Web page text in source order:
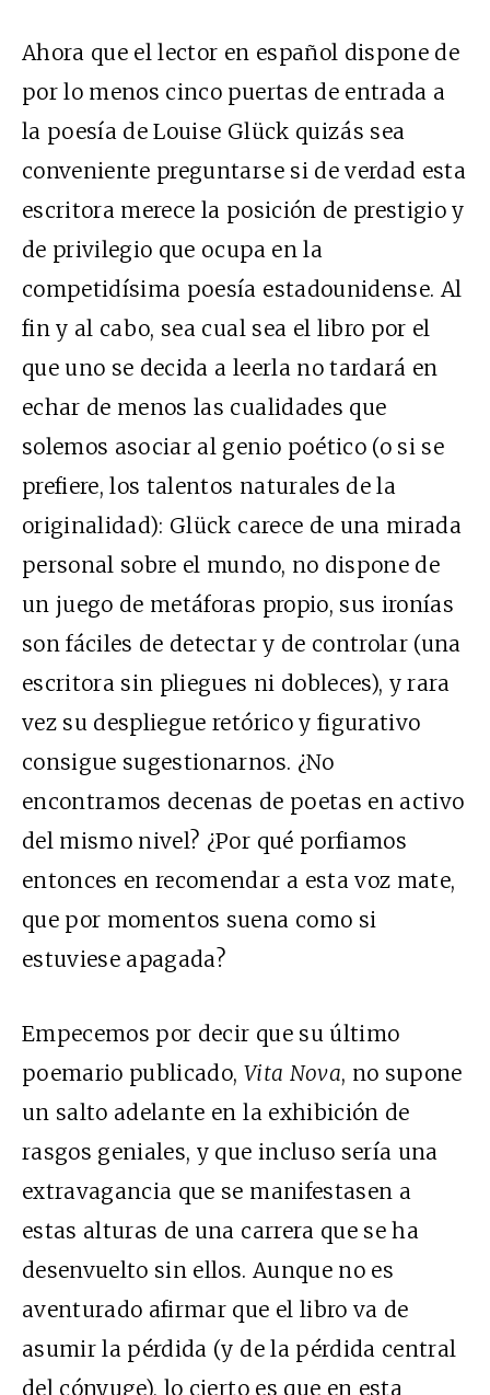
Ahora que el lector en español dispone de
por lo menos cinco puertas de entrada a
la poesía de Louise Glück quizás sea
conveniente preguntarse si de verdad esta
escritora merece la posición de prestigio y
de privilegio que ocupa en la
competidísima poesía estadounidense. Al
fin y al cabo, sea cual sea el libro por el
que uno se decida a leerla no tardará en
echar de menos las cualidades que
solemos asociar al genio poético (o si se
prefiere, los talentos naturales de la
originalidad): Glück carece de una mirada
personal sobre el mundo, no dispone de
un juego de metáforas propio, sus ironías
son fáciles de detectar y de controlar (una
escritora sin pliegues ni dobleces), y rara
vez su despliegue retórico y figurativo
consigue sugestionarnos. ¿No
encontramos decenas de poetas en activo
del mismo nivel? ¿Por qué porfiamos
entonces en recomendar a esta voz mate,
que por momentos suena como si
estuviese apagada?
Empecemos por decir que su último
poemario publicado, Vita Nova, no supone
un salto adelante en la exhibición de
rasgos geniales, y que incluso sería una
extravagancia que se manifestasen a
estas alturas de una carrera que se ha
desenvuelto sin ellos. Aunque no es
aventurado afirmar que el libro va de
asumir la pérdida (y de la pérdida central
del cónyuge), lo cierto es que en esta